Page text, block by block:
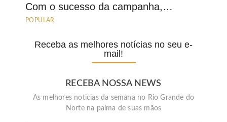
Com o sucesso da campanha,…
POPULAR
Receba as melhores notícias no seu e-
mail!
RECEBA NOSSA NEWS
As melhores noticias da semana no Rio Grande do
Norte na palma de suas mãos